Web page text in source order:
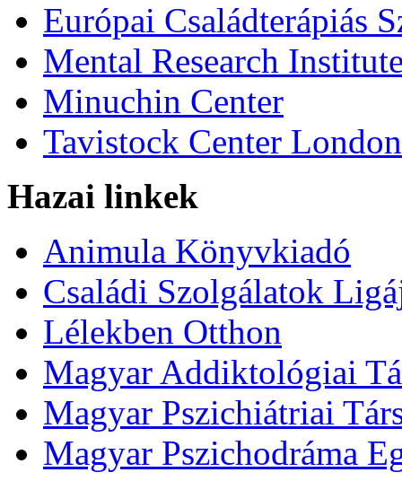
Európai Családterápiás
Mental Research
Minuchin Center
Tavistock Center London
Hazai linkek
Animula Könyvkiadó
Családi Szolgálatok
Lélekben Otthon
Magyar Addiktológiai
Magyar Pszichiátriai
Magyar Pszichodráma